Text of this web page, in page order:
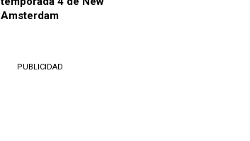
Amsterdam
PUBLICIDAD